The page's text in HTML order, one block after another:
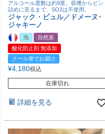
アルコール度数は約9度。収穫からビン
詰めに至るまで、SO2は不使用。
ジャック・ビュル／ドメーヌ･
ジャキーノ
泡
自然派
酸化防止剤 無添加
クール便でお届け
¥4,180税込
在庫切れ
詳細を見る